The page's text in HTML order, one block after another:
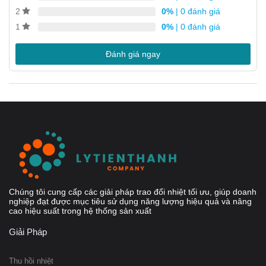
Ứng dụng của AlfaNova 27-100H
Phù hợp cho nhiều ứng dụng khác nhau, chẳng hạn như:
Làm nóng và làm mát hệ thống HVAC
Hệ đông lạnh
2
0% | 0 đánh giá
1
0% | 0 đánh giá
Đánh giá ngay
Chúng tôi cung cấp các giải pháp trao đổi nhiệt tối ưu, giúp doanh
nghiệp đạt được mục tiêu sử dụng năng lượng hiệu quả và nâng
cao hiệu suất trong hệ thống sản xuất
Giải Pháp
Thu hồi nhiệt